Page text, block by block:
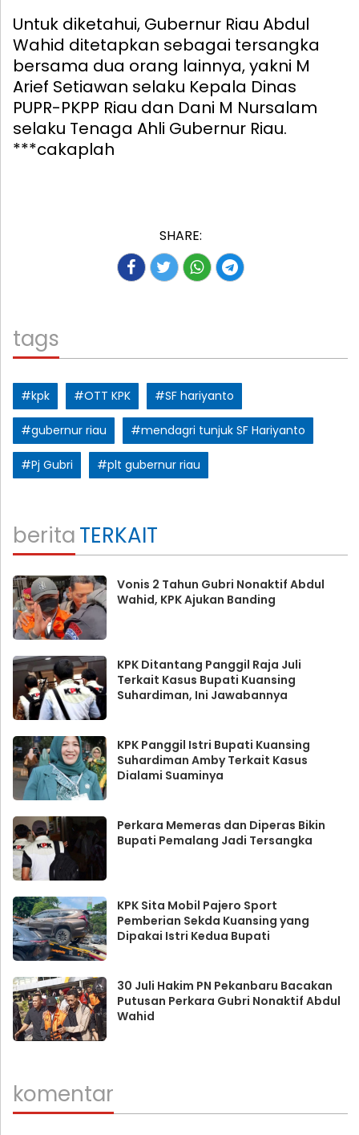
Untuk diketahui, Gubernur Riau Abdul
Wahid ditetapkan sebagai tersangka
bersama dua orang lainnya, yakni M
Arief Setiawan selaku Kepala Dinas
PUPR-PKPP Riau dan Dani M Nursalam
selaku Tenaga Ahli Gubernur Riau.
***cakaplah
SHARE:
tags
#kpk #OTT KPK #SF hariyanto
#gubernur riau #mendagri tunjuk SF Hariyanto
#Pj Gubri #plt gubernur riau
beritaTERKAIT
Vonis 2 Tahun Gubri Nonaktif Abdul
Wahid, KPK Ajukan Banding
KPK Ditantang Panggil Raja Juli
Terkait Kasus Bupati Kuansing
Suhardiman, Ini Jawabannya
KPK Panggil Istri Bupati Kuansing
Suhardiman Amby Terkait Kasus
Dialami Suaminya
Perkara Memeras dan Diperas Bikin
Bupati Pemalang Jadi Tersangka
KPK Sita Mobil Pajero Sport
Pemberian Sekda Kuansing yang
Dipakai Istri Kedua Bupati
30 Juli Hakim PN Pekanbaru Bacakan
Putusan Perkara Gubri Nonaktif Abdul
Wahid
komentar